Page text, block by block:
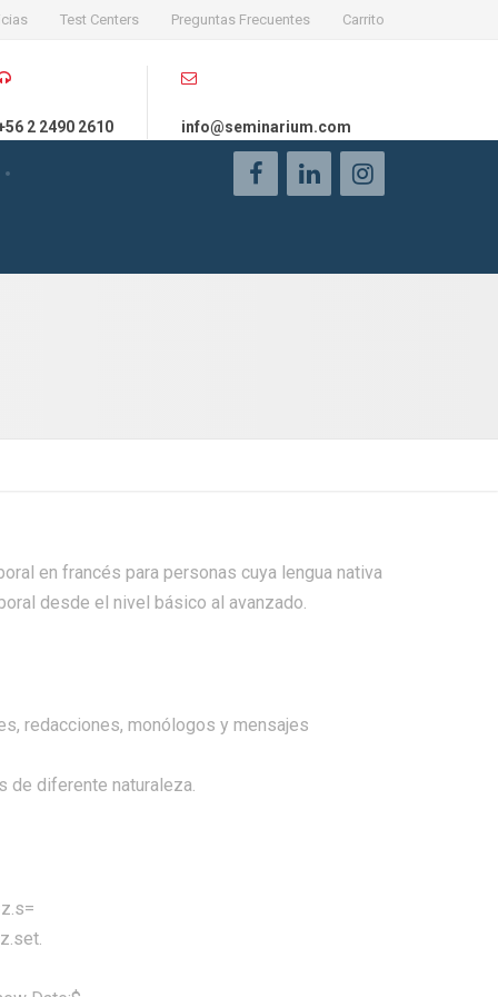
Test Centers Preguntas Frecuentes Carrito
2 2490 2610 info@seminarium.com
en francés para personas cuya lengua nativa
desde el nivel básico al avanzado.
redacciones, monólogos y mensajes
de diferente naturaleza.